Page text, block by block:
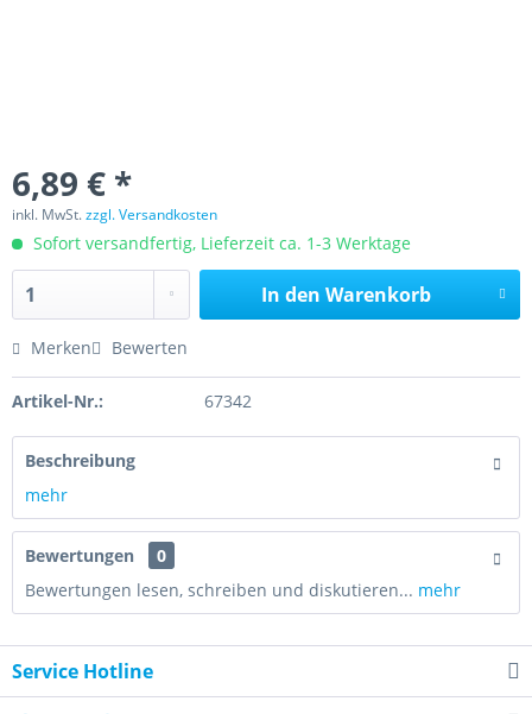
6,89 € *
inkl. MwSt.zzgl. Versandkosten
Sofort versandfertig, Lieferzeit ca. 1-3 Werktage
In den Warenkorb
Merken Bewerten
Artikel-Nr.: 67342
Beschreibung
mehr
Bewertungen
0
Bewertungen lesen, schreiben und diskutieren... mehr
Service Hotline